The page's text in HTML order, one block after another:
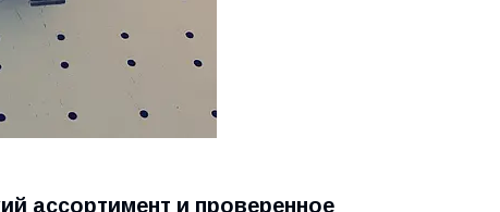
ассортимент и проверенное